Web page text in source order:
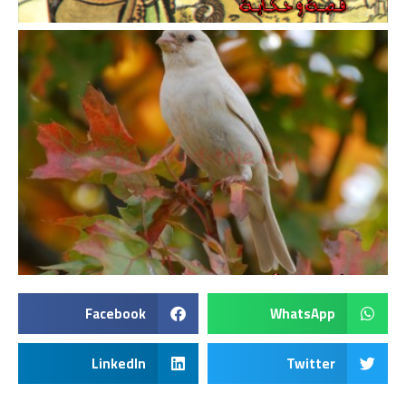
WhatsApp
Facebook
Twitter
LinkedIn